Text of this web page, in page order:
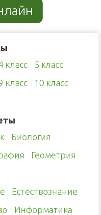
класс
5 класс
класс
10 класс
Биология
Геометрия
Естествознание
Информатика